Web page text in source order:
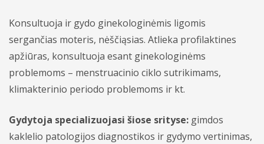
Vidaus tvarkos taisyklės
Asmens duomenų apsaugos politika
Kita informacija
Bendrosios praktikos gydytojai odontologai
Bendrosios praktikos slaugytojai
Psichikos sveikatos centras - gydytojai
Vaikų ir nėščiųjų - gydytojai
Konsultuoja ir gydo ginekologinėmis ligomis
sergančias moteris, nėščiąsias. Atlieka profilaktines
apžiūras, konsultuoja esant ginekologinėms
problemoms – menstruacinio ciklo sutrikimams,
klimakterinio periodo problemoms ir kt.
Gydytoja specializuojasi šiose srityse: gimdos
kaklelio patologijos diagnostikos ir gydymo vertinimas,